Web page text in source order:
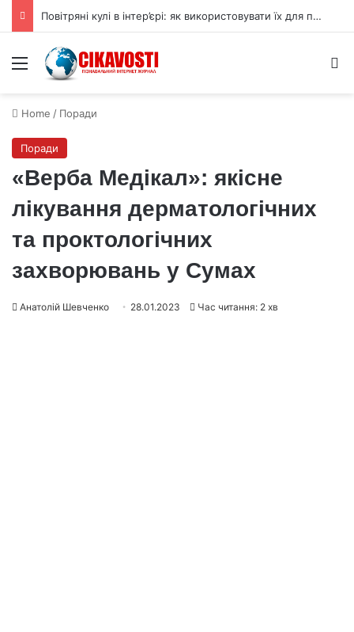
Повітряні кулі в інтер’єрі: як використовувати їх для прикраси
Menu
Home / Поради
Поради
«Верба Медікал»: якісне
лікування дерматологічних
та проктологічних
захворювань у Сумах
Анатолій Шевченко 28.01.2023 Час читання: 2 хв